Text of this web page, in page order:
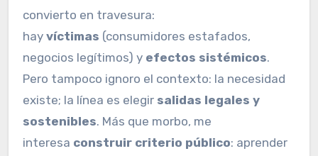
convierto en travesura:
hay víctimas (consumidores estafados,
negocios legítimos) y efectos sistémicos.
Pero tampoco ignoro el contexto: la necesidad
existe; la línea es elegir salidas legales y
sostenibles. Más que morbo, me
interesa construir criterio público: aprender